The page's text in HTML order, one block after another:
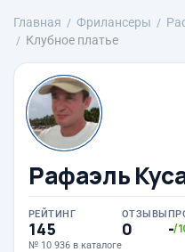
Главная Фрилансеры
Клубное платье
Рафаэль
РЕЙТИНГ
145
№ 10 936 в каталоге
ОТЗЫВЫ
0 -/